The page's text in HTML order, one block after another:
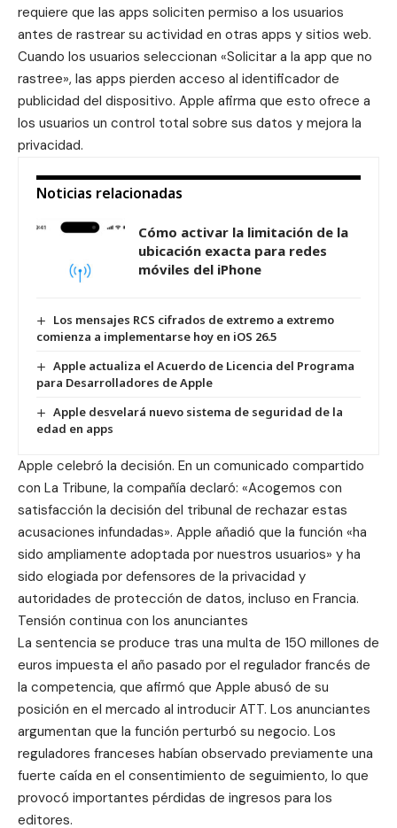
requiere que las apps soliciten permiso a los usuarios
antes de rastrear su actividad en otras apps y sitios web.
Cuando los usuarios seleccionan «Solicitar a la app que no
rastree», las apps pierden acceso al identificador de
publicidad del dispositivo. Apple afirma que esto ofrece a
los usuarios un control total sobre sus datos y mejora la
privacidad.
Noticias relacionadas
Cómo activar la limitación de la
ubicación exacta para redes
móviles del iPhone
Los mensajes RCS cifrados de extremo a extremo
comienza a implementarse hoy en iOS 26.5
Apple actualiza el Acuerdo de Licencia del Programa
para Desarrolladores de Apple
Apple desvelará nuevo sistema de seguridad de la
edad en apps
Apple celebró la decisión. En un comunicado compartido
con La Tribune, la compañía declaró: «Acogemos con
satisfacción la decisión del tribunal de rechazar estas
acusaciones infundadas». Apple añadió que la función «ha
sido ampliamente adoptada por nuestros usuarios» y ha
sido elogiada por defensores de la privacidad y
autoridades de protección de datos, incluso en Francia.
Tensión continua con los anunciantes
La sentencia se produce tras una multa de 150 millones de
euros impuesta el año pasado por el regulador francés de
la competencia, que afirmó que Apple abusó de su
posición en el mercado al introducir ATT. Los anunciantes
argumentan que la función perturbó su negocio. Los
reguladores franceses habían observado previamente una
fuerte caída en el consentimiento de seguimiento, lo que
provocó importantes pérdidas de ingresos para los
editores.